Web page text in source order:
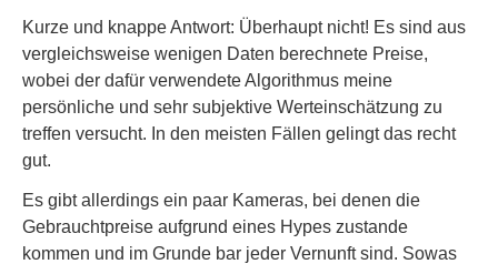
Kurze und knappe Antwort: Überhaupt nicht! Es sind aus
vergleichsweise wenigen Daten berechnete Preise,
wobei der dafür verwendete Algorithmus meine
persönliche und sehr subjektive Werteinschätzung zu
treffen versucht. In den meisten Fällen gelingt das recht
gut.
Es gibt allerdings ein paar Kameras, bei denen die
Gebrauchtpreise aufgrund eines Hypes zustande
kommen und im Grunde bar jeder Vernunft sind. Sowas